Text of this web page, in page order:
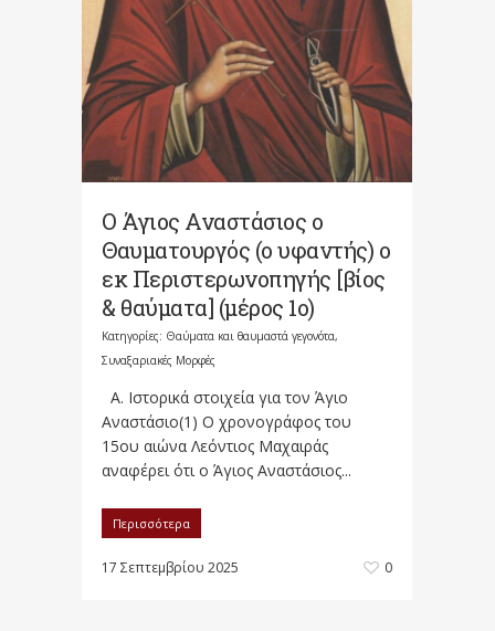
Ο Άγιος Αναστάσιος ο
Θαυματουργός (ο υφαντής) ο
εκ Περιστερωνοπηγής [βίος
& θαύματα] (μέρος 1ο)
Κατηγορίες: Θαύματα και θαυμαστά γεγονότα,
Συναξαριακές Μορφές
Α. Ιστορικά στοιχεία για τον Άγιο
Αναστάσιο(1) Ο χρονογράφος του
15ου αιώνα Λεόντιος Μαχαιράς
αναφέρει ότι ο Άγιος Αναστάσιος...
Περισσότερα
17 Σεπτεμβρίου 2025 0